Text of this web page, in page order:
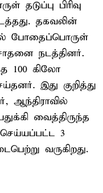
தடுப்பு பிரிவு
தகவலின்
போதைப்பொருள்
சோதனை நடத்தினர்.
100 கிலோ
இது குறித்து
வைத்திருந்த
3
வருகிறது.